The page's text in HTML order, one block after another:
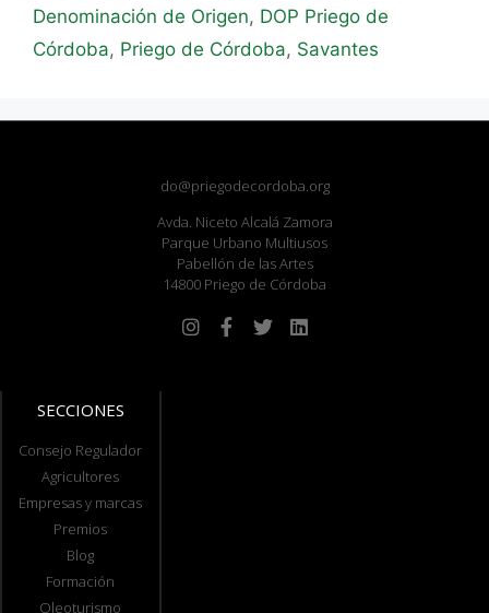
Denominación de Origen, DOP Priego de
Córdoba, Priego de Córdoba, Savantes
do@priegodecordoba.org
Avda. Niceto Alcalá Zamora
Parque Urbano Multiusos
Pabellón de las Artes
14800 Priego de Córdoba
SECCIONES
Consejo Regulador
Agricultores
Empresas y marcas
Premios
Blog
Formación
Oleoturismo